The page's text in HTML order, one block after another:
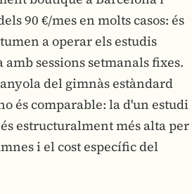
90 €/mes en molts casos: és
a operar els estudis
sessions setmanals fixes.
del gimnàs estàndard
és comparable: la d'un estudi
estructuralment més alta per
i el cost específic del